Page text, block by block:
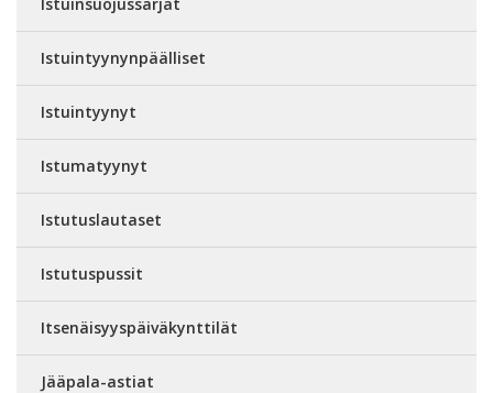
Istuintyynynpäälliset
Istuintyynyt
Istumatyynyt
Istutuslautaset
Istutuspussit
Itsenäisyyspäiväkynttilät
Jääpala-astiat